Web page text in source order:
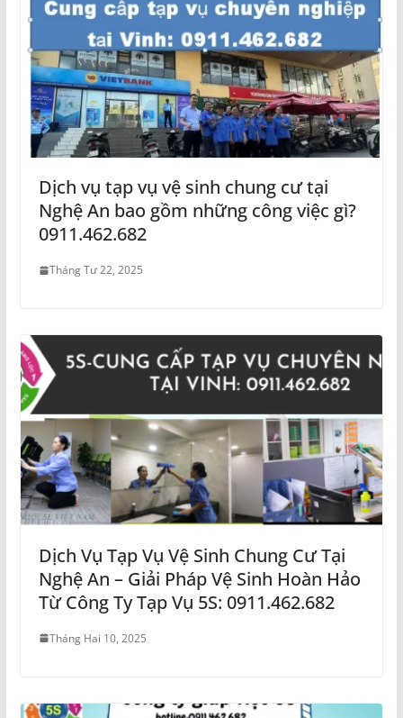
Dịch vụ tạp vụ vệ sinh chung cư tại
Nghệ An bao gồm những công việc gì?
0911.462.682
Tháng Tư 22, 2025
Dịch Vụ Tạp Vụ Vệ Sinh Chung Cư Tại
Nghệ An – Giải Pháp Vệ Sinh Hoàn Hảo
Từ Công Ty Tạp Vụ 5S: 0911.462.682
Tháng Hai 10, 2025